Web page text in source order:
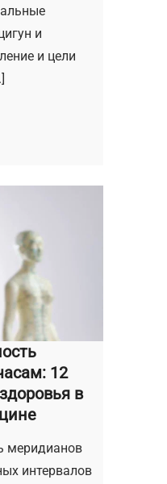
и
и цели
12
в
меридианов
интервалов